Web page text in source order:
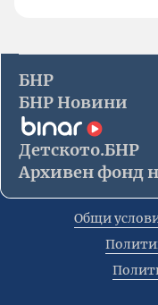
БНР
БНР Новини
Детското.БНР
Архивен фонд
Общи